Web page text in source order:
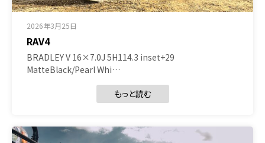
2026年3月25日
RAV4
BRADLEY V 16×7.0J 5H114.3 inset+29
MatteBlack/Pearl Whi…
もっと読む